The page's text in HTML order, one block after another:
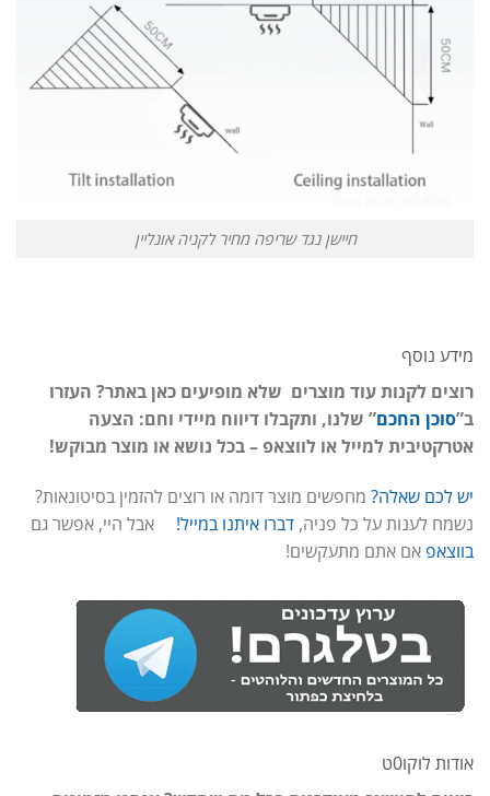
חיישן נגד שריפה מחיר לקניה אונליין
מידע נוסף
רוצים לקנות עוד מוצרים שלא מופיעים כאן באתר? העזרו
ב”סוכן החכם” שלנו, ותקבלו דיווח מיידי וחם: הצעה
אטרקטיבית למייל או לווצאפ – בכל נושא או מוצר מבוקש!
יש לכם שאלה? מחפשים מוצר דומה או רוצים להזמין בסיטונאות?
נשמח לענות על כל פניה, דברו איתנו במייל! אבל היי, אפשר גם
בווצאפאם אתם מתעקשים!
אודות לוקו0ט